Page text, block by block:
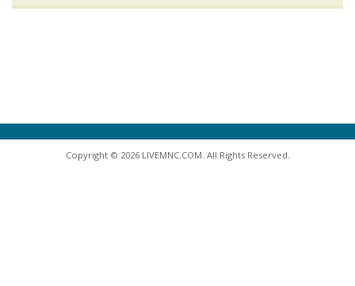
Copyright © 2026 LIVEMNC.COM. All Rights Reserved.